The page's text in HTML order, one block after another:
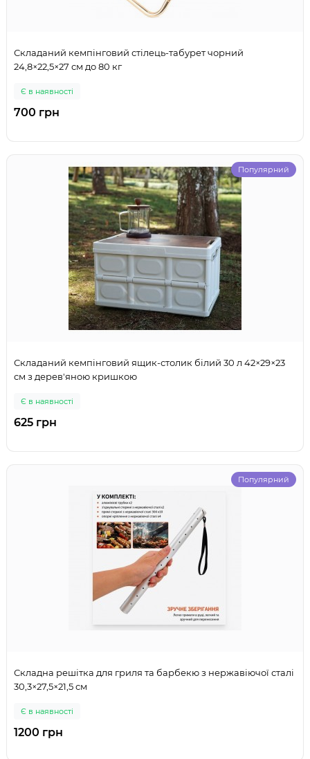
Складаний кемпінговий стілець-табурет чорний
24,8×22,5×27 см до 80 кг
Є в наявності
700 грн
Популярний
Складаний кемпінговий ящик-столик білий 30 л 42×29×23
см з дерев'яною кришкою
Є в наявності
625 грн
Популярний
Складна решітка для гриля та барбекю з нержавіючої сталі
30,3×27,5×21,5 см
Є в наявності
1200 грн